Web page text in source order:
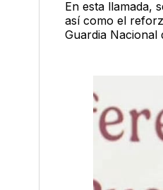
En esta llamada,
así como el
Guardia Nacional